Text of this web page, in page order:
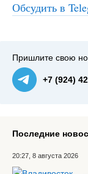
Обсудить в
Пришлите свою
+7 (924)
Последние
20:27, 8 августа 2026